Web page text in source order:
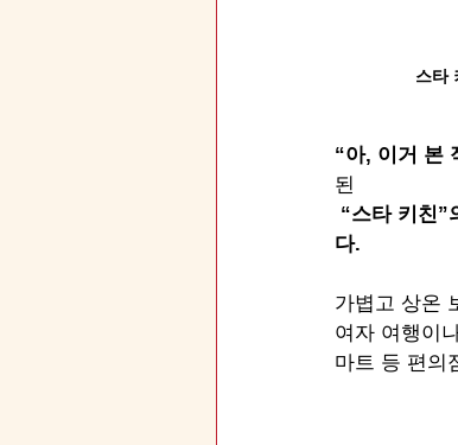
스타
“아, 이거 본
된
“스타 키친”
다.
가볍고 상온
여자 여행이
마트 등 편의